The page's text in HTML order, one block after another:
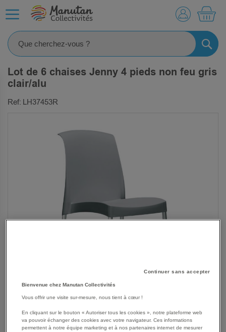
Lot de 6 chaises Jenny 4 pieds non feu gris
clair/alu
Ref: LH37453R
SKIP
Les avantages
Continuer sans accepter
Bienvenue chez Manutan Collectivités
Vous offrir une visite sur-mesure, nous tient à cœur !
En cliquant sur le bouton « Autoriser tous les cookies », notre plateforme web
va pouvoir échanger des cookies avec votre navigateur. Ces informations
permettent à notre équipe marketing et à nos partenaires internet de mesurer